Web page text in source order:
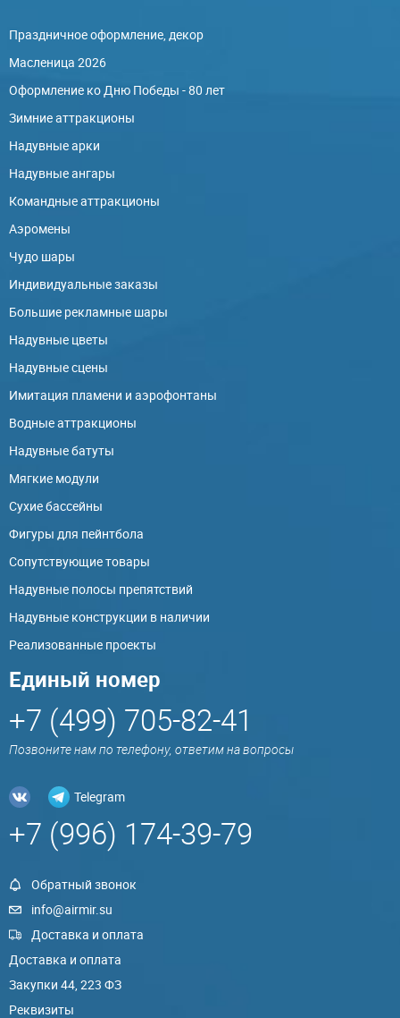
Праздничное оформление, декор
Масленица 2026
Оформление ко Дню Победы - 80 лет
Зимние аттракционы
Надувные арки
Надувные ангары
Командные аттракционы
Аэромены
Чудо шары
Индивидуальные заказы
Большие рекламные шары
Надувные цветы
Надувные сцены
Имитация пламени и аэрофонтаны
Водные аттракционы
Надувные батуты
Мягкие модули
Сухие бассейны
Фигуры для пейнтбола
Сопутствующие товары
Надувные полосы препятствий
Надувные конструкции в наличии
Реализованные проекты
Единый номер
+7 (499) 705-82-41
Позвоните нам по телефону, ответим на вопросы
Telegram
+7 (996) 174-39-79
Обратный звонок
info@airmir.su
Доставка и оплата
Доставка и оплата
Закупки 44, 223 ФЗ
Реквизиты